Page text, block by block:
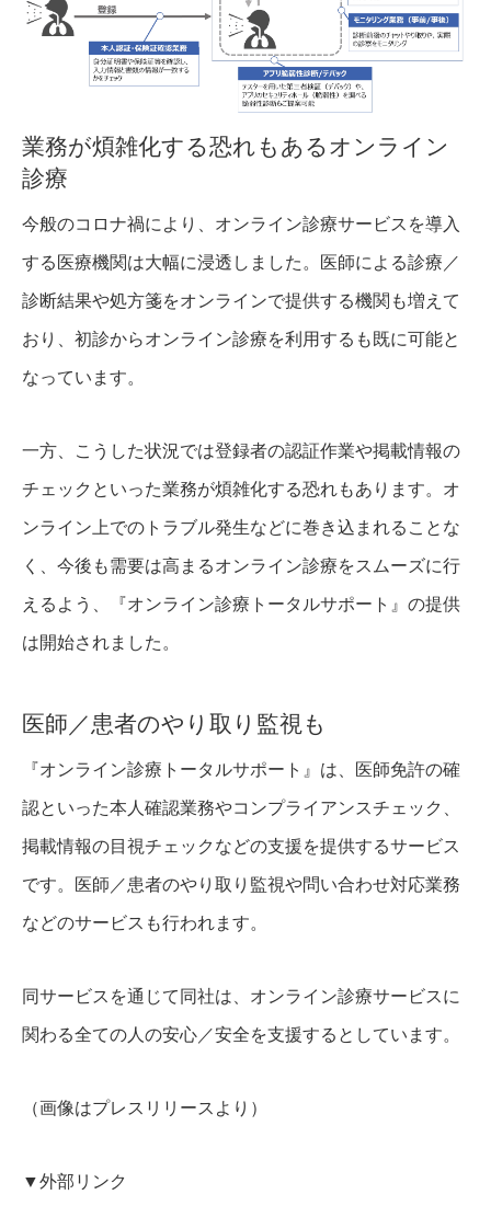
業務が煩雑化する恐れもあるオンライン
診療
今般のコロナ禍により、オンライン診療サービスを導入
する医療機関は大幅に浸透しました。医師による診療／
診断結果や処方箋をオンラインで提供する機関も増えて
おり、初診からオンライン診療を利用するも既に可能と
なっています。
一方、こうした状況では登録者の認証作業や掲載情報の
チェックといった業務が煩雑化する恐れもあります。オ
ンライン上でのトラブル発生などに巻き込まれることな
く、今後も需要は高まるオンライン診療をスムーズに行
えるよう、『オンライン診療トータルサポート』の提供
は開始されました。
医師／患者のやり取り監視も
『オンライン診療トータルサポート』は、医師免許の確
認といった本人確認業務やコンプライアンスチェック、
掲載情報の目視チェックなどの支援を提供するサービス
です。医師／患者のやり取り監視や問い合わせ対応業務
などのサービスも行われます。
同サービスを通じて同社は、オンライン診療サービスに
関わる全ての人の安心／安全を支援するとしています。
（画像はプレスリリースより）
▼外部リンク